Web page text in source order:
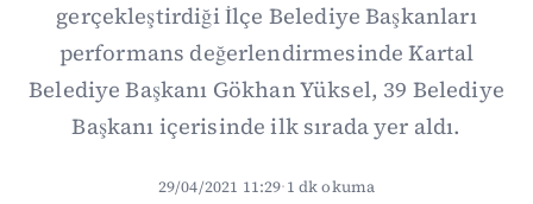
gerçekleştirdiği İlçe Belediye Başkanları
performans değerlendirmesinde Kartal
Belediye Başkanı Gökhan Yüksel, 39 Belediye
Başkanı içerisinde ilk sırada yer aldı.
29/04/2021 11:29·1 dk okuma